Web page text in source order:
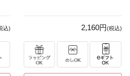
込) 2,160円(税込)